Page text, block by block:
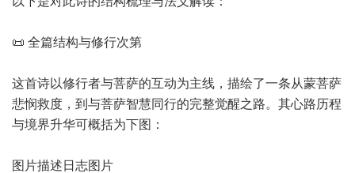
📜 全篇结构与修行次第
这首诗以修行者与菩萨的互动为主线，描绘了一条从蒙菩萨
悲悯救度，到与菩萨智慧同行的完整觉醒之路。其心路历程
与境界升华可概括为下图：
图片描述日志图片